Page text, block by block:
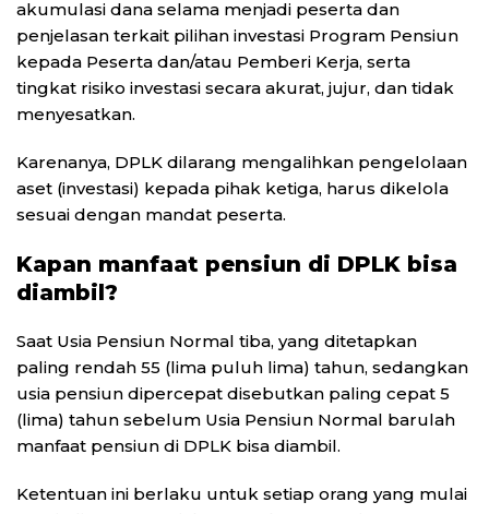
akumulasi dana selama menjadi peserta dan
penjelasan terkait pilihan investasi Program Pensiun
kepada Peserta dan/atau Pemberi Kerja, serta
tingkat risiko investasi secara akurat, jujur, dan tidak
menyesatkan.
Karenanya, DPLK dilarang mengalihkan pengelolaan
aset (investasi) kepada pihak ketiga, harus dikelola
sesuai dengan mandat peserta.
Kapan manfaat pensiun di DPLK bisa
diambil?
Saat Usia Pensiun Normal tiba, yang ditetapkan
paling rendah 55 (lima puluh lima) tahun, sedangkan
usia pensiun dipercepat disebutkan paling cepat 5
(lima) tahun sebelum Usia Pensiun Normal barulah
manfaat pensiun di DPLK bisa diambil.
Ketentuan ini berlaku untuk setiap orang yang mulai